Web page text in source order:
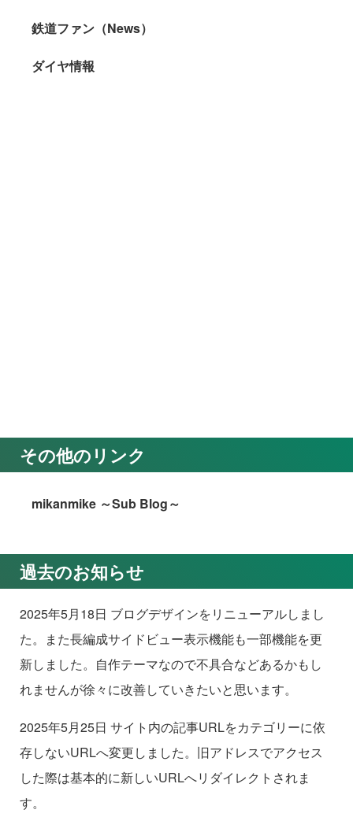
鉄道ファン（News）
ダイヤ情報
その他のリンク
mikanmike ～Sub Blog～
過去のお知らせ
2025年5月18日 ブログデザインをリニューアルしまし
た。また長編成サイドビュー表示機能も一部機能を更
新しました。自作テーマなので不具合などあるかもし
れませんが徐々に改善していきたいと思います。
2025年5月25日 サイト内の記事URLをカテゴリーに依
存しないURLへ変更しました。旧アドレスでアクセス
した際は基本的に新しいURLへリダイレクトされま
す。